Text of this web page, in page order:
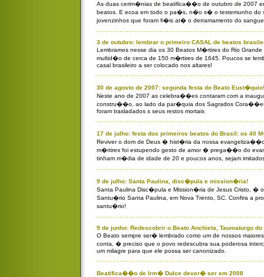
As duas cerim�nias de beatifica��o de outubro de 2007
beatos. E ecoa em todo o pa�s, n�o s� o testemunho do
jovenzinhos que foram fi�is at� o derramamento do
3 de outubro: lembrar o primeiro CASAL de beatos
Lembramos nesse dia os 30 Beatos M�rtires do Rio
multid�o de cerca de 150 m�rtires de 1645. Poucos se
casal brasileiro a ser colocado nos altares!
30 de agosto de 2007: segunda festa do Beato Eust�quio!
Neste ano de 2007 as celebra��es contaram com a
constru��o, ao lado da par�quia dos Sagrados
foram trasladados s seus restos mortais
17 de julho: festa dos primeiros beatos do Brasil: os 40
Reviver o dom de Deus � hist�ria da nossa
m�rtires foi estupendo gesto de amor � prega��o do
tinham m�dia de idade de 20 e poucos anos, sejam
9 de julho: Santa Paulina, disc�pula e mission�ria!
Santa Paulina Disc�pula e Mission�ria de Jesus Cristo, �
Santu�rio Santa Paulina, em Nova Trento, SC. Confira a
santu�rio!
9 de junho: Redescobrir o Beato Anchieta, Taumaturgo
O Beato sempre ser� lembrado como um de nossos
conta, � preciso que o povo redescubra sua poderosa
um milagre para que ele possa ser canonizado.
Beatifica��o de Irm� Dulce dever� ser em 2008